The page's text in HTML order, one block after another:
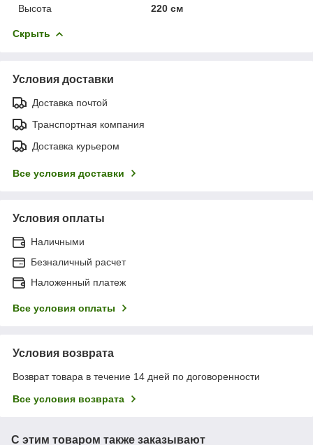
Высота
220 см
Скрыть
Условия доставки
Доставка почтой
Транспортная компания
Доставка курьером
Все условия доставки
Условия оплаты
Наличными
Безналичный расчет
Наложенный платеж
Все условия оплаты
Условия возврата
Возврат товара в течение 14 дней по договоренности
Все условия возврата
С этим товаром также заказывают